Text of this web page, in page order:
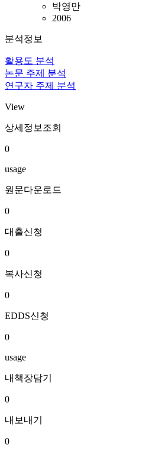
박영만
2006
분석정보
활용도 분석
논문 주제 분석
연구자 주제 분석
View
상세정보조회
0
usage
원문다운로드
0
대출신청
0
복사신청
0
EDDS신청
0
usage
내책장담기
0
내보내기
0